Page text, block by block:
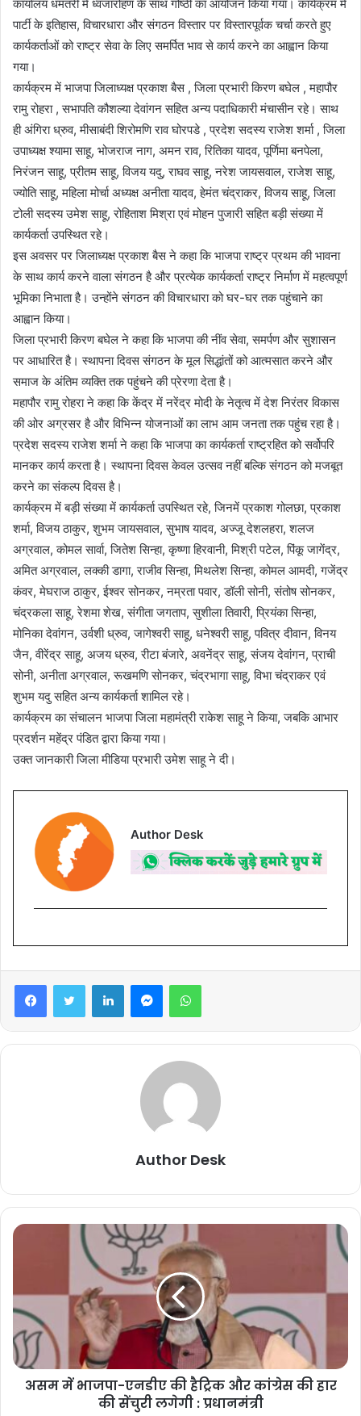
कार्यालय धमतरी में ध्वजारोहण के साथ गोष्ठी का आयोजन किया गया। कार्यक्रम में
पार्टी के इतिहास, विचारधारा और संगठन विस्तार पर विस्तारपूर्वक चर्चा करते हुए
कार्यकर्ताओं को राष्ट्र सेवा के लिए समर्पित भाव से कार्य करने का आह्वान किया
गया।
कार्यक्रम में भाजपा जिलाध्यक्ष प्रकाश बैस , जिला प्रभारी किरण बघेल , महापौर
रामु रोहरा , सभापति कौशल्या देवांगन सहित अन्य पदाधिकारी मंचासीन रहे। साथ
ही अंगिरा ध्रुव, मीसाबंदी शिरोमणि राव घोरपडे , प्रदेश सदस्य राजेश शर्मा , जिला
उपाध्यक्ष श्यामा साहू, भोजराज नाग, अमन राव, रितिका यादव, पूर्णिमा बनपेला,
निरंजन साहू, प्रीतम साहू, विजय यदु, राघव साहू, नरेश जायसवाल, राजेश साहू,
ज्योति साहू, महिला मोर्चा अध्यक्ष अनीता यादव, हेमंत चंद्राकर, विजय साहू, जिला
टोली सदस्य उमेश साहू, रोहिताश मिश्रा एवं मोहन पुजारी सहित बड़ी संख्या में
कार्यकर्ता उपस्थित रहे।
इस अवसर पर जिलाध्यक्ष प्रकाश बैस ने कहा कि भाजपा राष्ट्र प्रथम की भावना
के साथ कार्य करने वाला संगठन है और प्रत्येक कार्यकर्ता राष्ट्र निर्माण में महत्वपूर्ण
भूमिका निभाता है। उन्होंने संगठन की विचारधारा को घर-घर तक पहुंचाने का
आह्वान किया।
जिला प्रभारी किरण बघेल ने कहा कि भाजपा की नींव सेवा, समर्पण और सुशासन
पर आधारित है। स्थापना दिवस संगठन के मूल सिद्धांतों को आत्मसात करने और
समाज के अंतिम व्यक्ति तक पहुंचने की प्रेरणा देता है।
महापौर रामु रोहरा ने कहा कि केंद्र में नरेंद्र मोदी के नेतृत्व में देश निरंतर विकास
की ओर अग्रसर है और विभिन्न योजनाओं का लाभ आम जनता तक पहुंच रहा है।
प्रदेश सदस्य राजेश शर्मा ने कहा कि भाजपा का कार्यकर्ता राष्ट्रहित को सर्वोपरि
मानकर कार्य करता है। स्थापना दिवस केवल उत्सव नहीं बल्कि संगठन को मजबूत
करने का संकल्प दिवस है।
कार्यक्रम में बड़ी संख्या में कार्यकर्ता उपस्थित रहे, जिनमें प्रकाश गोलछा, प्रकाश
शर्मा, विजय ठाकुर, शुभम जायसवाल, सुभाष यादव, अज्जू देशलहरा, शलज
अग्रवाल, कोमल सार्वा, जितेश सिन्हा, कृष्णा हिरवानी, मिश्री पटेल, पिंकू जागेंद्र,
अमित अग्रवाल, लक्की डागा, राजीव सिन्हा, मिथलेश सिन्हा, कोमल आमदी, गजेंद्र
कंवर, मेघराज ठाकुर, ईश्वर सोनकर, नम्रता पवार, डॉली सोनी, संतोष सोनकर,
चंद्रकला साहू, रेशमा शेख, संगीता जगताप, सुशीला तिवारी, प्रियंका सिन्हा,
मोनिका देवांगन, उर्वशी ध्रुव, जागेश्वरी साहू, धनेश्वरी साहू, पवित्र दीवान, विनय
जैन, वीरेंद्र साहू, अजय ध्रुव, रीटा बंजारे, अवनेंद्र साहू, संजय देवांगन, प्राची
सोनी, अनीता अग्रवाल, रूखमणि सोनकर, चंद्रभागा साहू, विभा चंद्राकर एवं
शुभम यदु सहित अन्य कार्यकर्ता शामिल रहे।
कार्यक्रम का संचालन भाजपा जिला महामंत्री राकेश साहू ने किया, जबकि आभार
प्रदर्शन महेंद्र पंडित द्वारा किया गया।
उक्त जानकारी जिला मीडिया प्रभारी उमेश साहू ने दी।
Author Desk
FacebookTwitter LinkedInMessengerWhatsApp
Author Desk
असम में भाजपा-एनडीए की हैट्रिक और कांग्रेस की हार
की सेंचुरी लगेगी : प्रधानमंत्री